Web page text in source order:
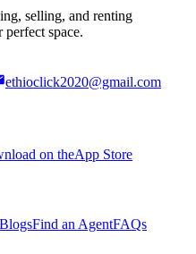
selling, and renting
space.
ethioclick2020@gmail.com
on theApp Store
BlogsFind an AgentFAQs